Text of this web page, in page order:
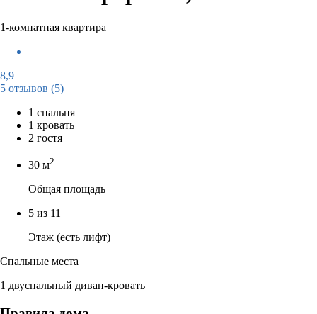
1-комнатная квартира
8,9
5 отзывов (5)
1 спальня
1 кровать
2 гостя
30 м2
Общая площадь
5 из 11
Этаж (есть лифт)
Спальные места
1 двуспальный диван-кровать